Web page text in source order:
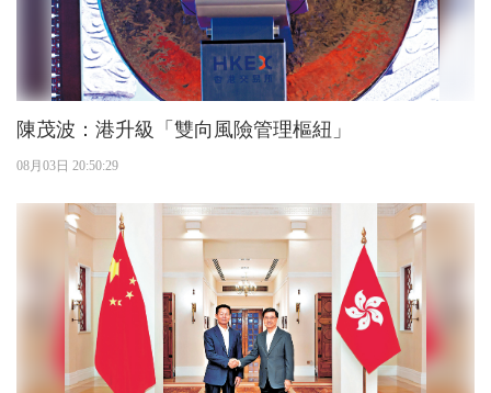
陳茂波：港升級「雙向風險管理樞紐」
08月03日 20:50:29